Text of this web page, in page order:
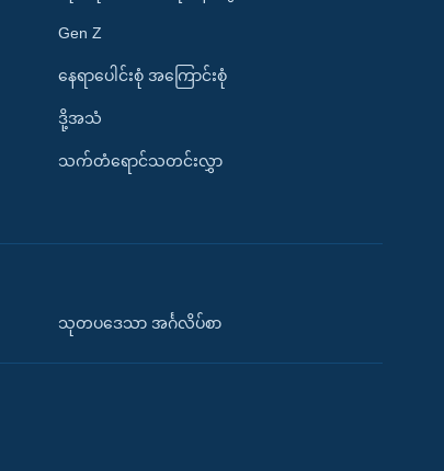
Gen Z
နေရာပေါင်းစုံ အကြောင်းစုံ
ဒို့အသံ
သက်တံရောင်သတင်းလွှာ
သုတပဒေသာ အင်္ဂလိပ်စာ